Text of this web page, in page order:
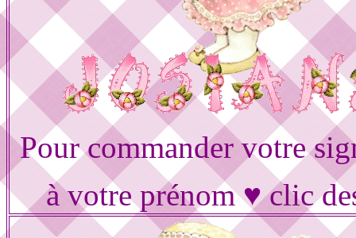
Pour commander votre
à votre prénom ♥ clic